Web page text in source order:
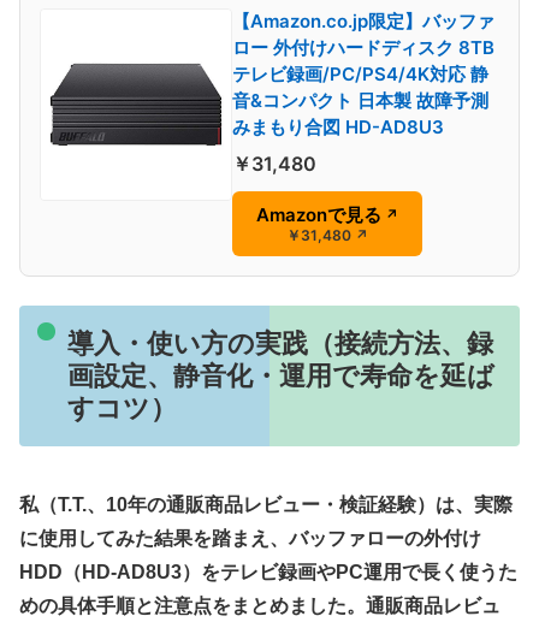
【Amazon.co.jp限定】バッファ
ロー 外付けハードディスク 8TB
テレビ録画/PC/PS4/4K対応 静
音&コンパクト 日本製 故障予測
みまもり合図 HD-AD8U3
￥31,480
Amazonで見る ↗
￥31,480 ↗
導入・使い方の実践（接続方法、録
画設定、静音化・運用で寿命を延ば
すコツ）
私（T.T.、10年の通販商品レビュー・検証経験）は、実際
に使用してみた結果を踏まえ、バッファローの外付け
HDD（HD-AD8U3）をテレビ録画やPC運用で長く使うた
めの具体手順と注意点をまとめました。通販商品レビュ